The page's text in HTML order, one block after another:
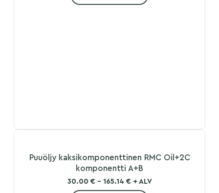
Puuöljy kaksikomponenttinen RMC Oil+2C
komponentti A+B
30.00 € - 165.14 € + ALV